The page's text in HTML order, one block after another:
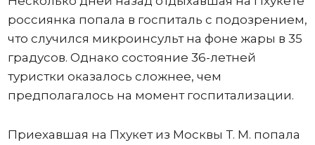
россиянка попала в госпиталь с подозрением,
что случился микроинсульт на фоне жары в 35
градусов. Однако состояние 36-летней
туристки оказалось сложнее, чем
предполагалось на момент госпитализации.
Приехавшая на Пхукет из Москвы Т. М. попала